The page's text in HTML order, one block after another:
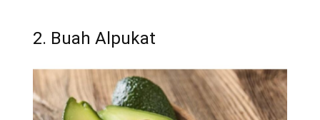
2. Buah Alpukat